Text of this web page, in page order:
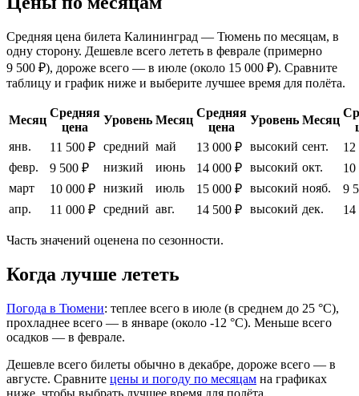
Средняя цена билета Калининград — Тюмень по месяцам, в
одну сторону. Дешевле всего лететь в феврале (примерно
9 500 ₽), дороже всего — в июле (около 15 000 ₽). Сравните
таблицу и график ниже и выберите лучшее время для полёта.
Месяц
Средняя
цена
Уровень Месяц
Средняя
цена
Уровень Месяц
янв.
11 500 ₽ средний май 13 000 ₽ высокий сент.
12
февр.
9 500 ₽ низкий июнь 14 000 ₽ высокий окт.
10
март
10 000 ₽ низкий июль 15 000 ₽ высокий нояб.
9
апр.
11 000 ₽ средний авг. 14 500 ₽ высокий дек. 14
Часть значений оценена по сезонности.
Когда лучше лететь
Погода в Тюмени: теплее всего в июле (в среднем до 25 °C),
прохладнее всего — в январе (около -12 °C). Меньше всего
осадков — в феврале.
Дешевле всего билеты обычно в декабре, дороже всего — в
августе. Сравните цены и погоду по месяцам на графиках